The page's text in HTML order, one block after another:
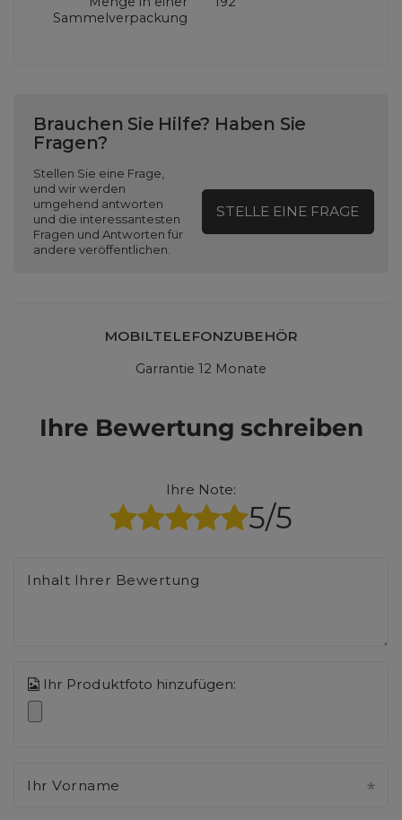
Sammelverpackung
Brauchen Sie Hilfe? Haben Sie
Fragen?
Stellen Sie eine Frage,
und wir werden
umgehend antworten
und die interessantesten
Fragen und Antworten für
andere veröffentlichen.
STELLE EINE FRAGE
MOBILTELEFONZUBEHÖR
Garrantie 12 Monate
Ihre Bewertung schreiben
Ihre Note:
5/5
Inhalt Ihrer Bewertung
Ihr Produktfoto hinzufügen:
Ihr Vorname